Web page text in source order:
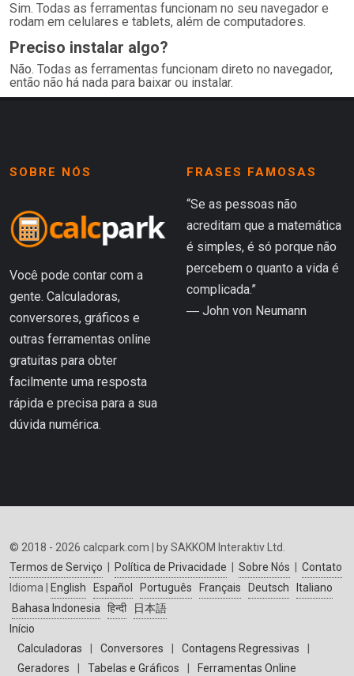
Sim. Todas as ferramentas funcionam no seu navegador e
rodam em celulares e tablets, além de computadores.
Preciso instalar algo?
Não. Todas as ferramentas funcionam direto no navegador,
então não há nada para baixar ou instalar.
SOBRE NÓS
Você pode contar com a
gente. Calculadoras,
conversores, gráficos e
outras ferramentas online
gratuitas para obter
facilmente uma resposta
rápida e precisa para a sua
dúvida numérica.
FRASES FAMOSAS
“Se as pessoas não
acreditam que a matemática
é simples, é só porque não
percebem o quanto a vida é
complicada.”
― John von Neumann
© 2018 - 2026 calcpark.com | by SAKKOM Interaktiv Ltd.
Termos de Serviço
Política de Privacidade Sobre Nós
Contato
Idioma |
English Español Português Français Deutsch
Italiano
Bahasa Indonesia
हिन्दी
日本語
Início
Calculadoras
Conversores Contagens Regressivas
Geradores
Tabelas e Gráficos Ferramentas Online